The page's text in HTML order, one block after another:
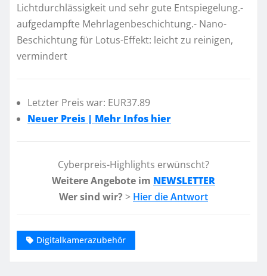
Lichtdurchlässigkeit und sehr gute Entspiegelung.-
aufgedampfte Mehrlagenbeschichtung.- Nano-
Beschichtung für Lotus-Effekt: leicht zu reinigen,
vermindert
Letzter Preis war: EUR37.89
Neuer Preis | Mehr Infos hier
Cyberpreis-Highlights erwünscht?
Weitere Angebote im NEWSLETTER
Wer sind wir? > Hier die Antwort
Digitalkamerazubehör